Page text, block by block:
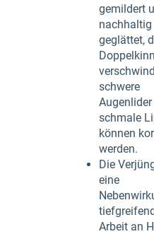
gemildert
nachhaltig
geglättet,
Doppelkinn
schwere
schmale
können
werden.
Die
eine
Arbeit an